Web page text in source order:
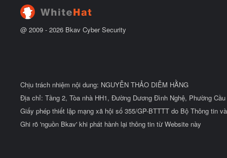
@ 2009 - 2026 Bkav Cyber Security
Chịu trách nhiệm nội dung: NGUYỄN THẢO DIỄM HẰNG
Địa chỉ: Tầng 2, Tòa nhà HH1, Đường Dương Đình Nghệ, Phường
Giấy phép thiết lập mạng xã hội số 355/GP-BTTTT do Bộ Thông tin
Ghi rõ 'nguồn Bkav' khi phát hành lại thông tin từ Website này